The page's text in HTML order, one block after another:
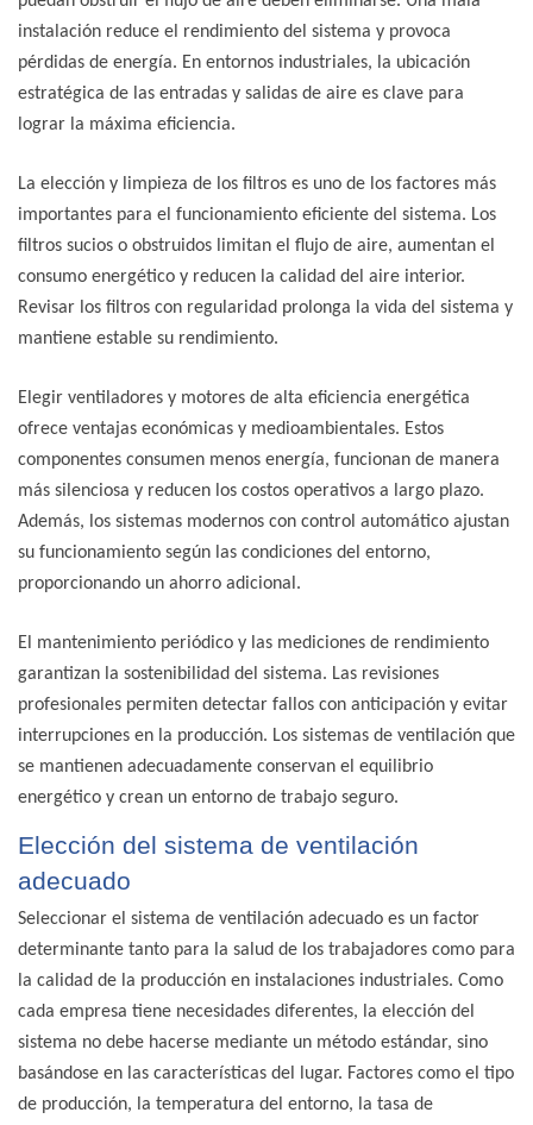
instalación reduce el rendimiento del sistema y provoca
pérdidas de energía. En entornos industriales, la ubicación
estratégica de las entradas y salidas de aire es clave para
lograr la máxima eficiencia.
La elección y limpieza de los filtros es uno de los factores más
importantes para el funcionamiento eficiente del sistema. Los
filtros sucios o obstruidos limitan el flujo de aire, aumentan el
consumo energético y reducen la calidad del aire interior.
Revisar los filtros con regularidad prolonga la vida del sistema y
mantiene estable su rendimiento.
Elegir ventiladores y motores de alta eficiencia energética
ofrece ventajas económicas y medioambientales. Estos
componentes consumen menos energía, funcionan de manera
más silenciosa y reducen los costos operativos a largo plazo.
Además, los sistemas modernos con control automático ajustan
su funcionamiento según las condiciones del entorno,
proporcionando un ahorro adicional.
El mantenimiento periódico y las mediciones de rendimiento
garantizan la sostenibilidad del sistema. Las revisiones
profesionales permiten detectar fallos con anticipación y evitar
interrupciones en la producción. Los sistemas de ventilación que
se mantienen adecuadamente conservan el equilibrio
energético y crean un entorno de trabajo seguro.
Elección del sistema de ventilación
adecuado
Seleccionar el sistema de ventilación adecuado es un factor
determinante tanto para la salud de los trabajadores como para
la calidad de la producción en instalaciones industriales. Como
cada empresa tiene necesidades diferentes, la elección del
sistema no debe hacerse mediante un método estándar, sino
basándose en las características del lugar. Factores como el tipo
de producción, la temperatura del entorno, la tasa de